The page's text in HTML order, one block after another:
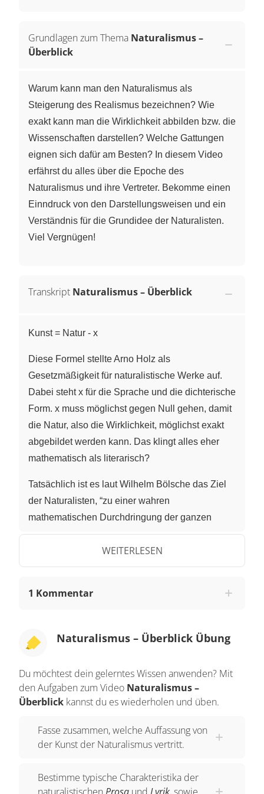
Grundlagen zum Thema Naturalismus –
Überblick
Warum kann man den Naturalismus als
Steigerung des Realismus bezeichnen? Wie
exakt kann man die Wirklichkeit abbilden bzw. die
Wissenschaften darstellen? Welche Gattungen
eignen sich dafür am Besten? In diesem Video
erfährst du alles über die Epoche des
Naturalismus und ihre Vertreter. Bekomme einen
Einndruck von den Darstellungsweisen und ein
Verständnis für die Grundidee der Naturalisten.
Viel Vergnügen!
Transkript Naturalismus – Überblick
Kunst = Natur - x
Diese Formel stellte Arno Holz als
Gesetzmäßigkeit für naturalistische Werke auf.
Dabei steht x für die Sprache und die dichterische
Form. x muss möglichst gegen Null gehen, damit
die Natur, also die Wirklichkeit, möglichst exakt
abgebildet werden kann. Das klingt alles eher
mathematisch als literarisch?
Tatsächlich ist es laut Wilhelm Bölsche das Ziel
der Naturalisten, “zu einer wahren
mathematischen Durchdringung der ganzen
Handlungsweise eines Menschen zu gelangen
und Gestalten vor unserem Auge aufwachsen zu
lassen, die logisch sind, wie die Natur”. Denn die
angenommen wird, dass sie die Realität am
deshalb zur Grundlage der Kunst werden.
welche Rolle die Autoren dabei haben, lernst du
in diesem Video? Der naturalistische Autor ist
Experte und Naturbeobachter, er arbeiten mit
wissenschaftlichen Methoden.
Das führt dazu, dass auch das Hässliche und
Kunst für das Ungeschliffene und
WEITERLESEN
1 Kommentar
Naturalismus – Überblick Übung
Du möchtest dein gelerntes Wissen anwenden? Mit
den Aufgaben zum Video Naturalismus –
Überblick kannst du es wiederholen und üben.
Fasse zusammen, welche Auffassung von
der Kunst der Naturalismus vertritt.
Bestimme typische Charakteristika der